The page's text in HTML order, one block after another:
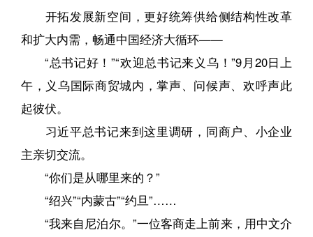
开拓发展新空间，更好统筹供给侧结构性改革
和扩大内需，畅通中国经济大循环——
“总书记好！”“欢迎总书记来义乌！”9月20日上
午，义乌国际商贸城内，掌声、问候声、欢呼声此
起彼伏。
习近平总书记来到这里调研，同商户、小企业
主亲切交流。
“你们是从哪里来的？”
“绍兴”“内蒙古”“约旦”……
“我来自尼泊尔。”一位客商走上前来，用中文介